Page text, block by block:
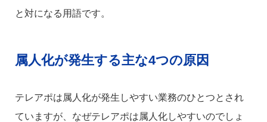
と対になる用語です。
属人化が発生する主な4つの原因
テレアポは属人化が発生しやすい業務のひとつとされ
ていますが、なぜテレアポは属人化しやすいのでしょ